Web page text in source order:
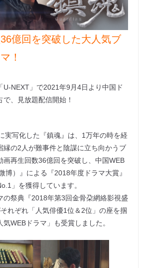
億回を突破した大人気ブ
！
U-NEXT」で2021年9月4日より中国ド
、見放題配信開始！
実写化した『鎮魂』は、1万年の時を経
縁の2人が難事件と陰謀に立ち向かうブ
画再生回数36億回を突破し、中国WEB
博）』による『2018年度ドラマ大賞』
」を獲得しています。
の祭典『2018年第3回金骨朶網絡影視盛
れぞれ「人気俳優1位＆2位」の座を掴
WEBドラマ」も受賞しました。